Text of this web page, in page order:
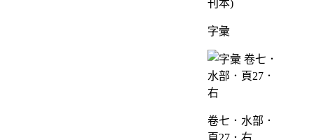
字彙
卷七．水部．
頁27．右